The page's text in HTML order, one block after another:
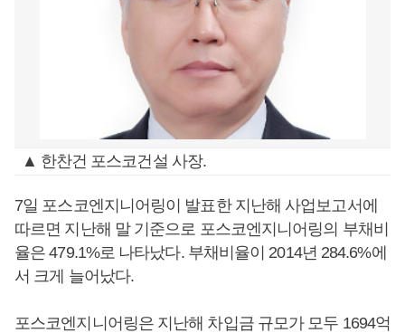
▲ 한찬건 포스코건설 사장.
7일 포스코엔지니어링이 발표한 지난해 사업보고서에
따르면 지난해 말 기준으로 포스코엔지니어링의 부채비
율은 479.1%로 나타났다. 부채비율이 2014년 284.6%에
서 크게 늘어났다.
포스코엔지니어링은 지난해 차입금 규모가 모두 1694억